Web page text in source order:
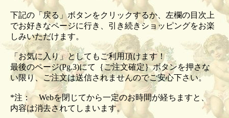
下記の「戻る」ボタンをクリックするか、左欄の目次上
でお好きなページに行き、引き続きショッピングをお楽
しみいただけます。
「お気に入り」としてもご利用頂けます！
最後のページ(Pg.3)にて｛ご注文確定｝ボタンを押さな
い限り、ご注文は送信されませんのでご安心下さい。
*注： Webを閉じてから一定のお時間が経ちますと、
内容は消去されてしまいます。